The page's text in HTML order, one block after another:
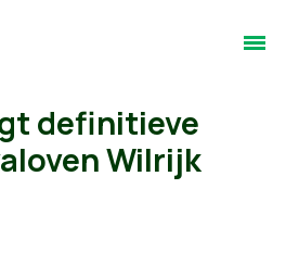
definitieve
Wilrijk